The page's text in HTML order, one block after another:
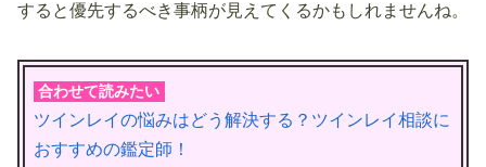
すると優先するべき事柄が見えてくるかもしれませんね。
合わせて読みたい
ツインレイの悩みはどう解決する？ツインレイ相談に
おすすめの鑑定師！